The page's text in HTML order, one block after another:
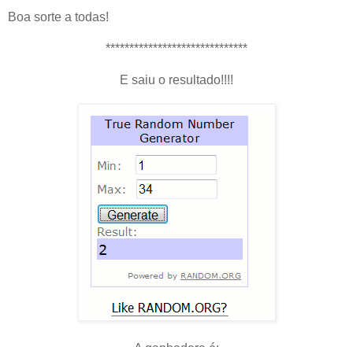
Boa sorte a todas!
******************************
E saiu o resultado!!!!